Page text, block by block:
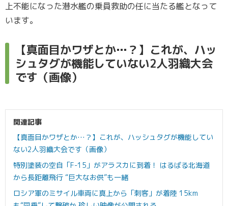
上不能になった潜水艦の乗員救助の任に当たる艦となって
います。
【真面目かワザとか…？】これが、ハッ
シュタグが機能していない2人羽織大会
です（画像）
関連記事
【真面目かワザとか…？】これが、ハッシュタグが機能してい
ない2人羽織大会です（画像）
特別塗装の空自「F-15」がアラスカに到着！ はるばる北海道
から長距離飛行 “巨大なお供”も一緒
ロシア軍のミサイル車両に真上から「刺客」が着陸 15km